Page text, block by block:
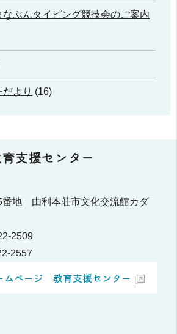
ぶんタイピング競技会のご案内
より (16)
支援センター
番地 由利本荘市文化交流館カダ
2509
2557
ムページ 教育支援センター